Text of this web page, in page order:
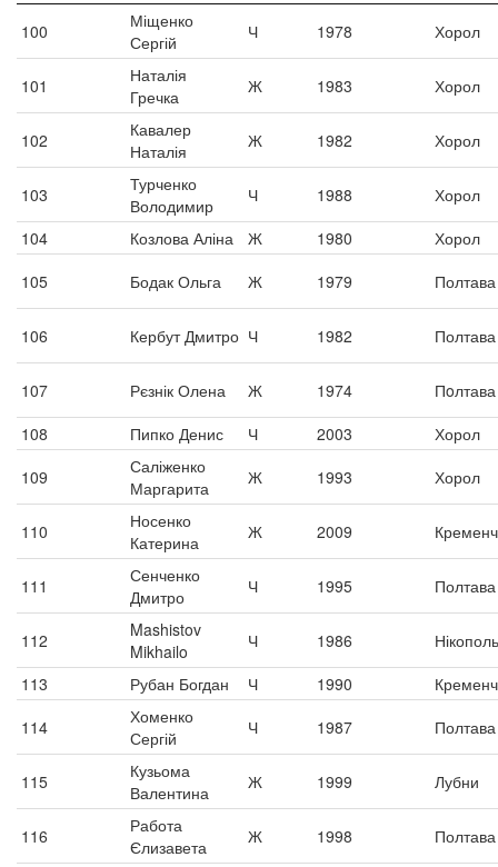
100
Міщенко
Сергій
Ч 1978 Хорол
101
Наталія
Гречка
Ж 1983 Хорол
102
Кавалер
Наталія
Ж 1982 Хорол
103
Турченко
Володимир
Ч 1988
Хорол
104
Козлова Аліна Ж 1980
Хорол
105
Бодак Ольга Ж 1979 Полтава
106 Кербут Дмитро Ч 1982 Полтава
107 Рєзнік Олена Ж 1974
Пoлтава
108
Пипко Денис Ч 2003
Хорол
109
Саліженко
Маргарита
Ж 1993 Хорол
110
Носенко
Катерина
Ж 2009
111
Сенченко
Дмитро
Ч 1995 Полтава
112
Mashistov
Mikhailo
Ч 1986
Нікополь
113
Рубан Богдан Ч 1990
114
Хоменко
Сергій
Ч 1987 Полтава
115
Кузьома
Валентина
Ж 1999 Лубни
116
Работа
Єлизавета
Ж 1998 Полтава